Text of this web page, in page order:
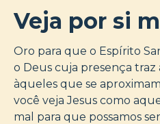
Veja por si
Oro para que o Espírito
o Deus cuja presença
àqueles que se
você veja Jesus como
mal para que possamos